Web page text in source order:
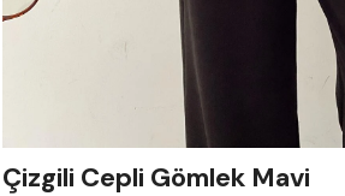
Çizgili Cepli Gömlek Mavi